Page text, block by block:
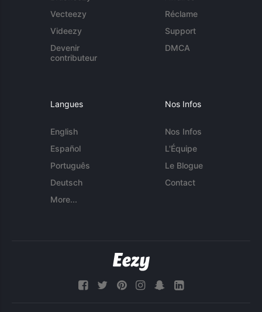
Vecteezy
Videezy
Devenir
contributeur
Réclame
Support
DMCA
Langues
English
Español
Português
Deutsch
More...
Nos Infos
Nos Infos
L'Équipe
Le Blogue
Contact